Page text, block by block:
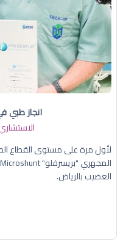
انجاز طبي
لأول مرة على مستوى القطاع
العضيب بالرياض.